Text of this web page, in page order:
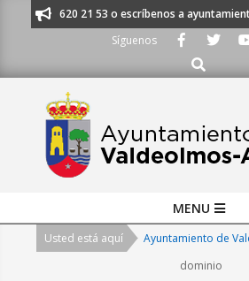
al 91 620 21 53 o escríbenos a
Síguenos
Buscar
Navigation
MENU
Usted está aquí Ayuntamiento de
dominio